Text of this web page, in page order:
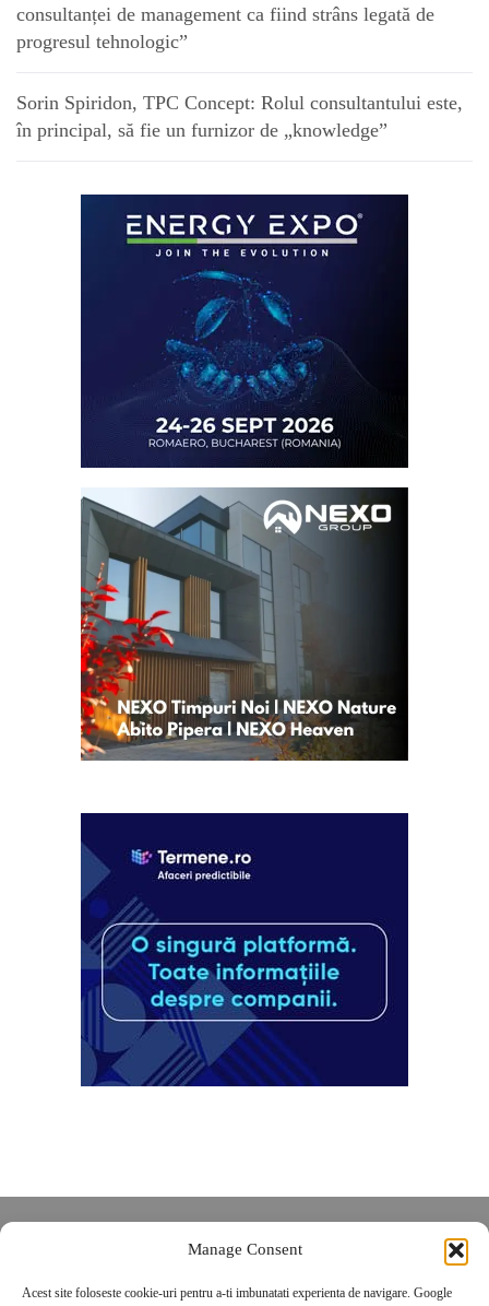
Manage Consent
Acest site foloseste cookie-uri pentru a-ti imbunatati experienta de navigare. Google
consultanței de management ca fiind strâns legată de
progresul tehnologic”
Sorin Spiridon, TPC Concept: Rolul consultantului este,
în principal, să fie un furnizor de „knowledge”
POLITICĂ DE CONFIDENȚIALITATE